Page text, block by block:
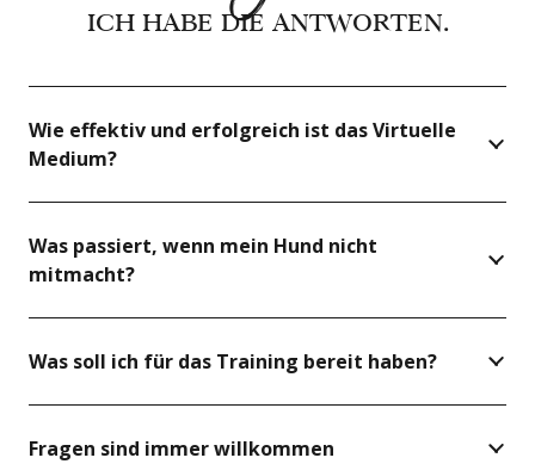
ICH HABE DIE ANTWORTEN.
Wie effektiv und erfolgreich ist das Virtuelle
Medium?
Was passiert, wenn mein Hund nicht
mitmacht?
Was soll ich für das Training bereit haben?
Fragen sind immer willkommen